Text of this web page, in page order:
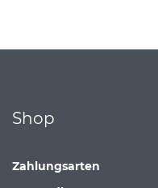
Shop
Zahlungsarten